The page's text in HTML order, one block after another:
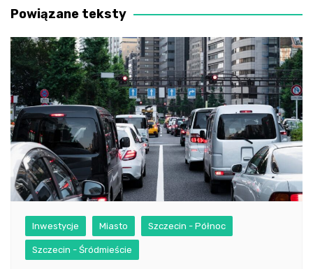
Powiązane teksty
Inwestycje Miasto Szczecin - Północ
Szczecin - Śródmieście